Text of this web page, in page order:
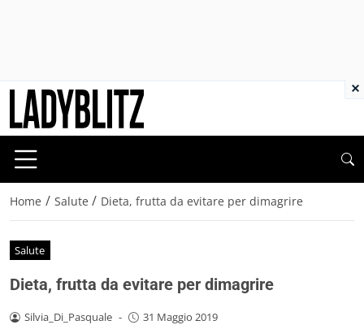
Home / Salute / Dieta, frutta da evitare per dimagrire
Salute
Dieta, frutta da evitare per dimagrire
Silvia_Di_Pasquale - 31 Maggio 2019
×